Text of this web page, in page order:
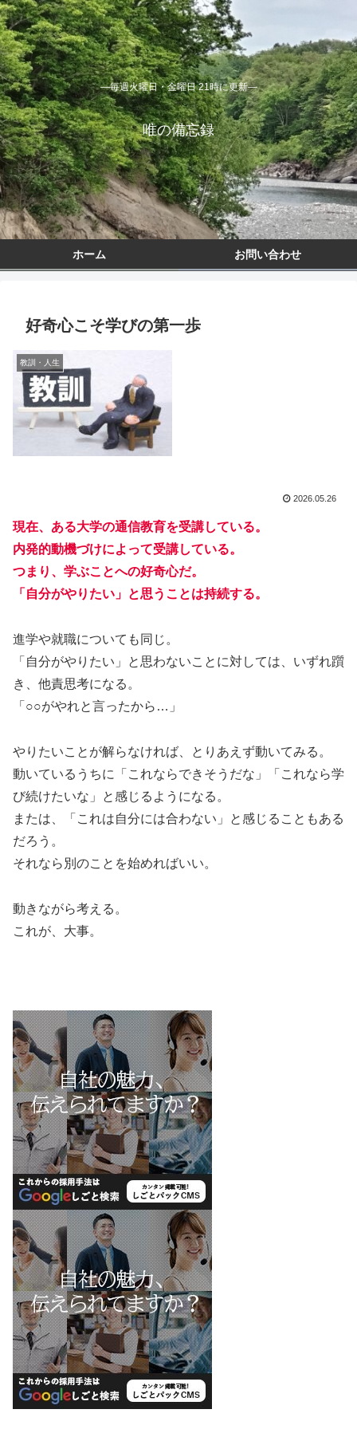
―毎週火曜日・金曜日 21時に更新―
唯の備忘録
ホーム お問い合わせ
好奇心こそ学びの第一歩
教訓・人生
2026.05.26
現在、ある大学の通信教育を受講している。
内発的動機づけによって受講している。
つまり、学ぶことへの好奇心だ。
「自分がやりたい」と思うことは持続する。
進学や就職についても同じ。
「自分がやりたい」と思わないことに対しては、いずれ躓
き、他責思考になる。
「○○がやれと言ったから…」
やりたいことが解らなければ、とりあえず動いてみる。
動いているうちに「これならできそうだな」「これなら学
び続けたいな」と感じるようになる。
または、「これは自分には合わない」と感じることもある
だろう。
それなら別のことを始めればいい。
動きながら考える。
これが、大事。